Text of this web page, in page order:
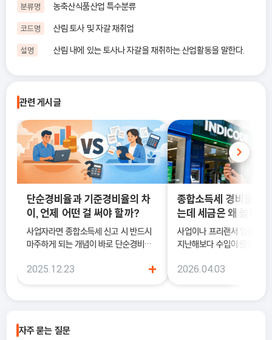
분류명 농축산식품산업 특수분류
코드명 산림 토사 및 자갈 채취업
설명 산림 내에 있는 토사나 자갈을 채취하는 산업활동을 말한다.
관련 게시글
단순경비율과 기준경비율의 차
이, 언제 어떤 걸 써야 할까?
사업자라면 종합소득세 신고 시 반드시
마주하게 되는 개념이 바로 단순경비율
에서는 이 두 가지의 차이를 정확히 이해
경비율의 개념부터, 어떤 경우에 어떤 방
2025.12.23 +
종합소득세 경비율, 수
는데 세금은 왜 늘어날
사업이나 프리랜서 일을 하
지난해보다 수입이 줄었는
더 늘어난 것처럼 느껴질 때
2026.04.03
자주 묻는 질문